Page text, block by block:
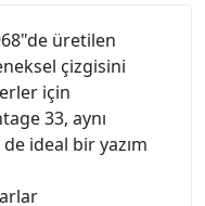
üretilen
çizgisini
için
33, aynı
ideal bir yazım